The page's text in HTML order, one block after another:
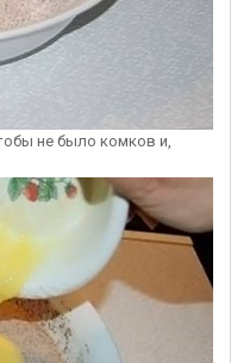
не было комков и,